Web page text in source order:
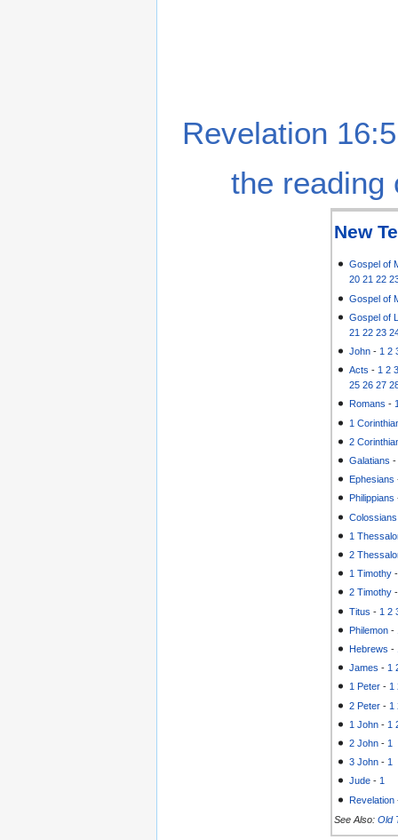
Revelation
the reading
New
Gospel of
20 21 22
Gospel of
Gospel of
21 22 23
John - 1 2
Acts - 1 2
25 26 27
Romans -
1
2
Galatians
Ephesians
Philippians
Colossians
1
2
1 Timothy
2 Timothy
Titus - 1 2
Philemon -
Hebrews -
James - 1
1 Peter -1
2 Peter - 1
1 John - 1
2 John - 1
3 John - 1
Jude -1
Revelation
See Also: Old